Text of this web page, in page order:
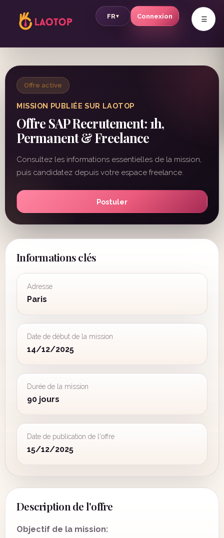
FR▾ Connexion v
Offre active
MISSION PUBLIÉE SUR LAOTOP
Offre SAP Recrutement: 1h,
Permanent & Freelance
Consultez les informations essentielles de la mission,
puis candidatez depuis votre espace freelance.
Postuler
Informations clés
Adresse
Paris
Date de début de la mission
14/12/2025
Durée de la mission
90 jours
Date de publication de l'offre
15/12/2025
Description de l'offre
Objectif de la mission: